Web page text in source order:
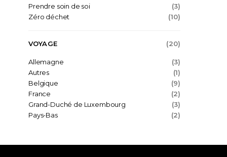
Prendre soin de soi
(3)
Zéro déchet
(10)
VOYAGE (20)
Allemagne
(3)
Autres
(1)
Belgique
(9)
France
(2)
Grand-Duché de Luxembourg
(3)
Pays-Bas
(2)